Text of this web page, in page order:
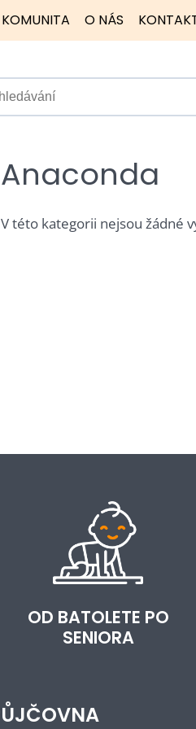
KOMUNITA O NÁS
Anaconda
V této kategorii nejsou žádné
OD BATOLETE PO
SENIORA